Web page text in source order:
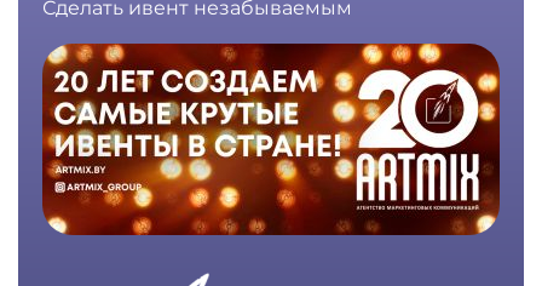
Сделать ивент незабываемым